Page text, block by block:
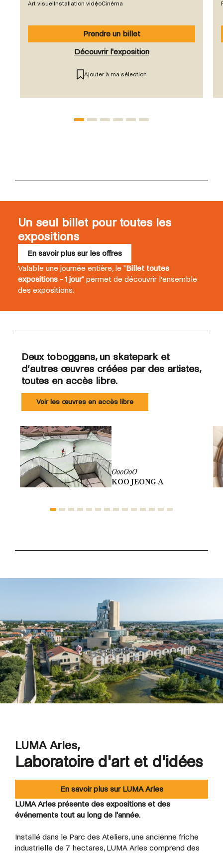
Art visuel Installation vidéoCinéma
Prendre un billet
Découvrir l'exposition
Ajouter à ma sélection
Un seul billet pour toutes les
expositions
En savoir plus sur les offres
Valable une journée entière, le "Billet toutes
expositions - 1 jour" permet de découvrir l’ensemble
des expositions.
Deux toboggans, un skatepark et
d’autres œuvres créées par des artistes,
toutes en accès libre.
Voir les œuvres en accès libre
OooOoO
KOO JEONG A
LUMA Arles,
Laboratoire d'art et d'idées
En savoir plus sur LUMA Arles
LUMA Arles présente des expositions et des
événements tout au long de l'année.
Installé dans le Parc des Ateliers, une ancienne friche
industrielle de 7 hectares, LUMA Arles comprend des